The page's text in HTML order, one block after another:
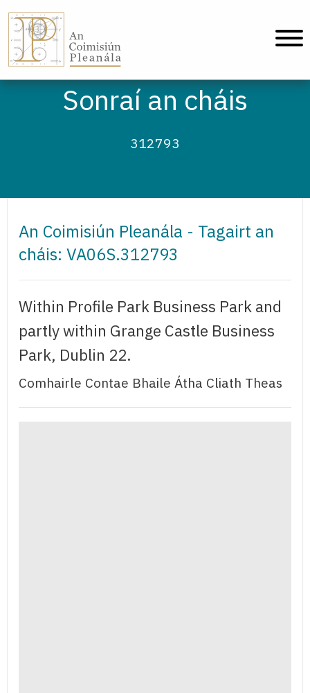
Sonraí an cháis
312793
An Coimisiún Pleanála - Tagairt an
cháis: VA06S.312793
Within Profile Park Business Park and
partly within Grange Castle Business
Park, Dublin 22.
Comhairle Contae Bhaile Átha Cliath Theas